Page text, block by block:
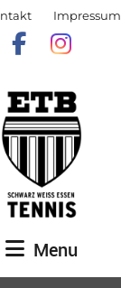
Impressum
Menu